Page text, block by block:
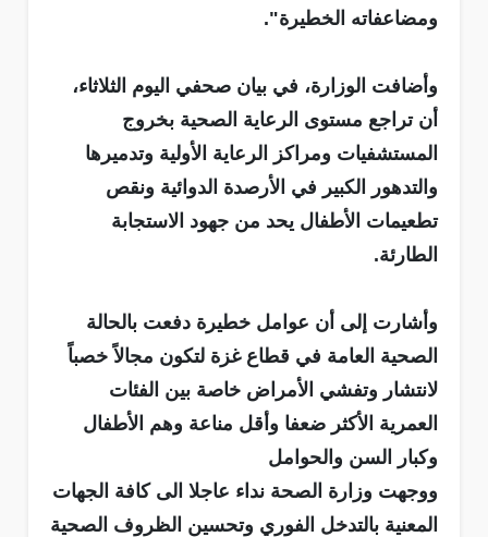
ومضاعفاته الخطيرة".
وأضافت الوزارة، في بيان صحفي اليوم الثلاثاء،
أن تراجع مستوى الرعاية الصحية بخروج
المستشفيات ومراكز الرعاية الأولية وتدميرها
والتدهور الكبير في الأرصدة الدوائية ونقص
تطعيمات الأطفال يحد من جهود الاستجابة
الطارئة.
وأشارت إلى أن عوامل خطيرة دفعت بالحالة
الصحية العامة في قطاع غزة لتكون مجالاً خصباً
لانتشار وتفشي الأمراض خاصة بين الفئات
العمرية الأكثر ضعفا وأقل مناعة وهم الأطفال
وكبار السن والحوامل
ووجهت وزارة الصحة نداء عاجلا الى كافة الجهات
المعنية بالتدخل الفوري وتحسين الظروف الصحية